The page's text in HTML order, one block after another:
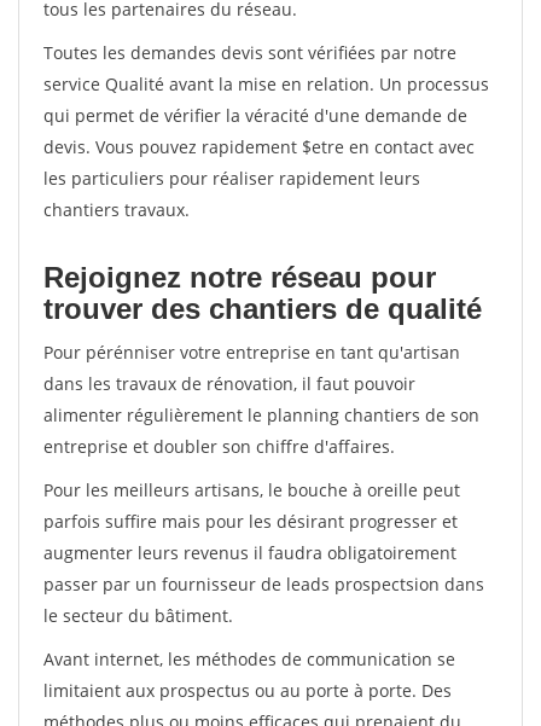
tous les partenaires du réseau.
Toutes les demandes devis sont vérifiées par notre
service Qualité avant la mise en relation. Un processus
qui permet de vérifier la véracité d'une demande de
devis. Vous pouvez rapidement $etre en contact avec
les particuliers pour réaliser rapidement leurs
chantiers travaux.
Rejoignez notre réseau pour
trouver des chantiers de qualité
Pour pérénniser votre entreprise en tant qu'artisan
dans les travaux de rénovation, il faut pouvoir
alimenter régulièrement le planning chantiers de son
entreprise et doubler son chiffre d'affaires.
Pour les meilleurs artisans, le bouche à oreille peut
parfois suffire mais pour les désirant progresser et
augmenter leurs revenus il faudra obligatoirement
passer par un fournisseur de leads prospectsion dans
le secteur du bâtiment.
Avant internet, les méthodes de communication se
limitaient aux prospectus ou au porte à porte. Des